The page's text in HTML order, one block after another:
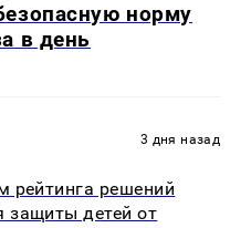
норму
в день
3 дня назад
рейтинга решений
защиты детей от